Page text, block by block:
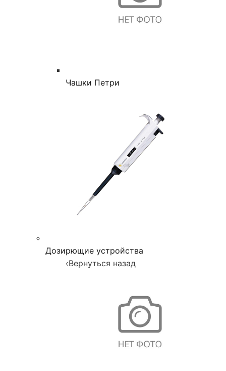
Чашки Петри
Дозирющие устройства
‹Вернуться назад